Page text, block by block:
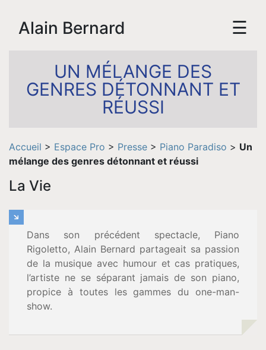
Accueil
Biographie
Vidéos
Tournée
Espace
Alain Bernard ☰
UN MÉLANGE DES
GENRES DÉTONNANT ET
RÉUSSI
Accueil > Espace Pro > Presse > Piano Paradiso > Un
mélange des genres détonnant et réussi
La Vie
Dans son précédent spectacle, Piano
Rigoletto, Alain Bernard partageait sa passion
de la musique avec humour et cas pratiques,
l’artiste ne se séparant jamais de son piano,
propice à toutes les gammes du one-man-
show.